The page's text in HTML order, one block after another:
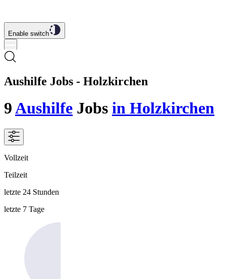
Enable switch
Aushilfe Jobs - Holzkirchen
9Aushilfe Jobs in Holzkirchen
Vollzeit
Teilzeit
letzte 24 Stunden
letzte 7 Tage